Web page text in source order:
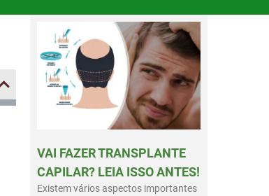
VAI FAZER TRANSPLANTE
CAPILAR? LEIA ISSO ANTES!
Existem vários aspectos importantes